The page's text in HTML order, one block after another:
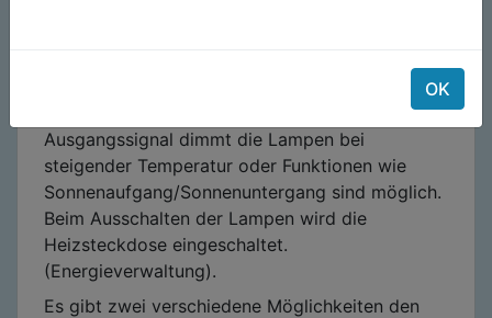
Ausgangssignal dimmt die Lampen bei
steigender Temperatur oder Funktionen wie
Sonnenaufgang/Sonnenuntergang sind möglich.
Beim Ausschalten der Lampen wird die
Heizsteckdose eingeschaltet.
(Energieverwaltung).
Es gibt zwei verschiedene Möglichkeiten den
OK